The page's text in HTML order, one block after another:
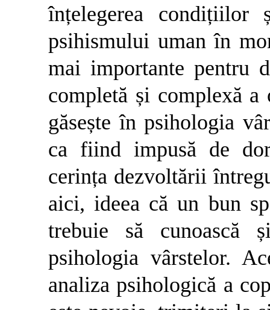
înțelegerea
psihismului uman în
mai importante pentru
completă și complexă
găsește în psihologia
ca fiind impusă de
cerința dezvoltării
aici, ideea că un bun
trebuie să cunoască
psihologia vârstelor.
analiza psihologică a